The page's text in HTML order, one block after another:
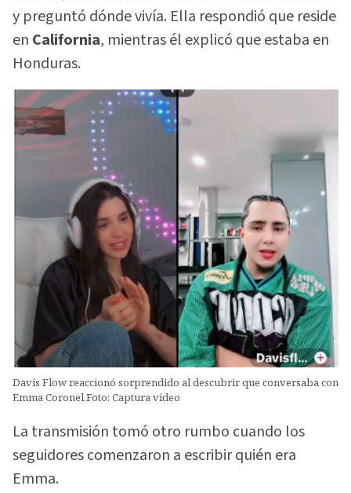
y preguntó dónde vivía. Ella respondió que reside
en California, mientras él explicó que estaba en
Honduras.
Davis Flow reaccionó sorprendido al descubrir que conversaba con
Emma Coronel.Foto: Captura video
La transmisión tomó otro rumbo cuando los
seguidores comenzaron a escribir quién era
Emma.